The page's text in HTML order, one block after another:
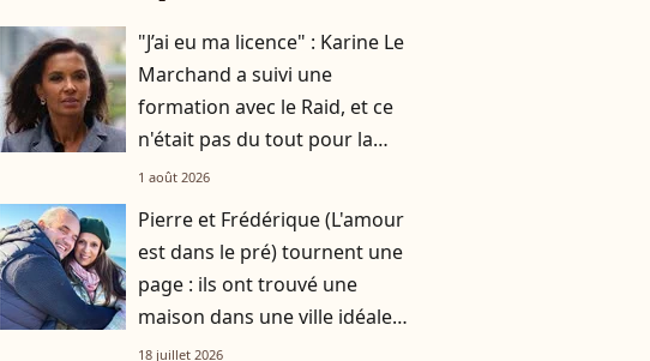
"J’ai eu ma licence" : Karine Le
Marchand a suivi une
formation avec le Raid, et ce
n'était pas du tout pour la
télévision
1 août 2026
Pierre et Frédérique (L'amour
est dans le pré) tournent une
page : ils ont trouvé une
maison dans une ville idéale
pour les agriculteurs !
18 juillet 2026